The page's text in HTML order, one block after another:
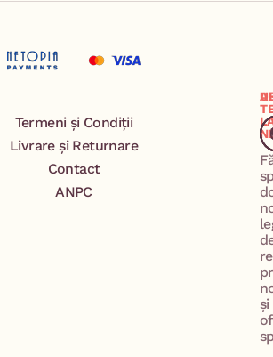
Termeni și Condiții
Livrare și Returnare
Contact
ANPC
și